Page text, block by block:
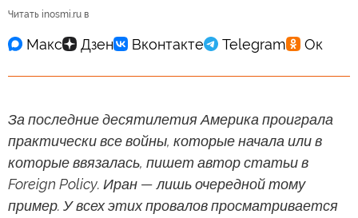
Читать inosmi.ru в
За последние десятилетия Америка проиграла
практически все войны, которые начала или в
которые ввязалась, пишет автор статьи в
Foreign Policy. Иран — лишь очередной тому
пример. У всех этих провалов просматривается